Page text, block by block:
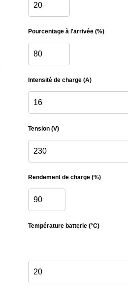
Pourcentage à l'arrivée (%)
Intensité de charge (A)
Tension (V)
Rendement de charge (%)
Température batterie (°C)